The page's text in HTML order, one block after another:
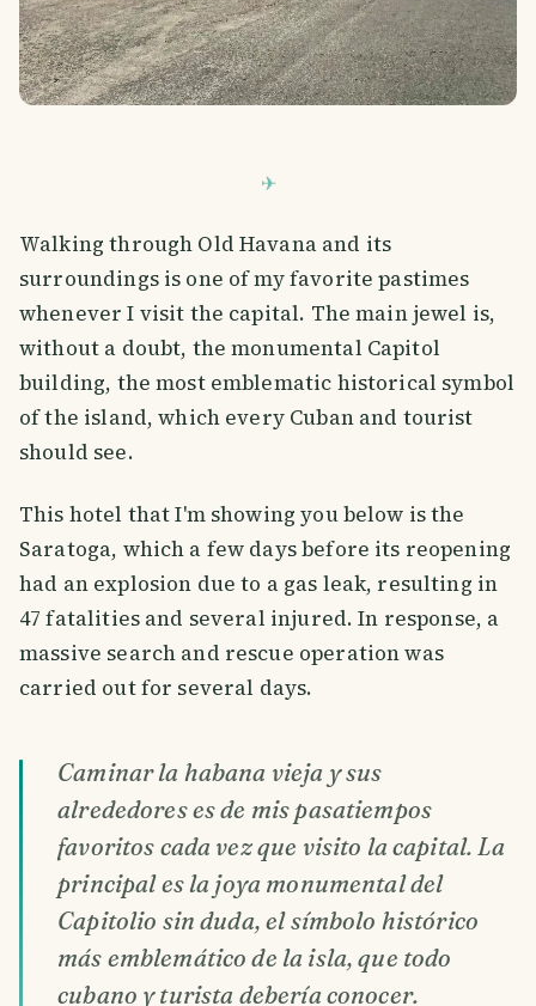
Walking through Old Havana and its
surroundings is one of my favorite pastimes
whenever I visit the capital. The main jewel is,
without a doubt, the monumental Capitol
building, the most emblematic historical symbol
of the island, which every Cuban and tourist
should see.
This hotel that I'm showing you below is the
Saratoga, which a few days before its reopening
had an explosion due to a gas leak, resulting in
47 fatalities and several injured. In response, a
massive search and rescue operation was
carried out for several days.
Caminar la habana vieja y sus
alrededores es de mis pasatiempos
favoritos cada vez que visito la capital. La
principal es la joya monumental del
Capitolio sin duda, el símbolo histórico
más emblemático de la isla, que todo
cubano y turista debería conocer.